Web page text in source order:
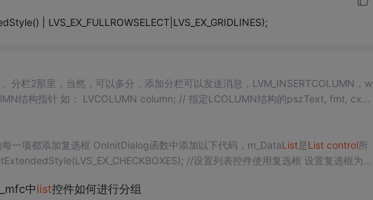
| LVS_EX_FULLROWSELECT|LVS_EX_GRIDLINES);
分栏2那里，当然，可以多分，添加分栏可以发送消息，LVM_INSERTCOLUMN，w
结构的pszText, fmt, cx有
一项都添加复选框 OnInitDialog函数中添加以下代码，m_DataList是List control所
//设置列表控件使用复选框 设置复选框为选
中list控件如何进行分组